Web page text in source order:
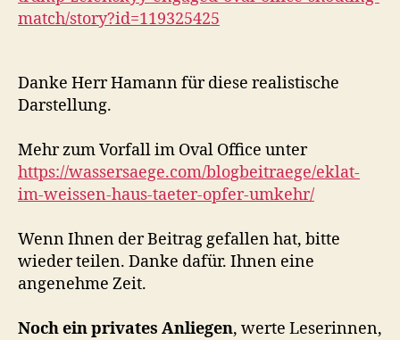
match/story?id=119325425
Danke Herr Hamann für diese realistische
Darstellung.
Mehr zum Vorfall im Oval Office unter
https://wassersaege.com/blogbeitraege/eklat-
im-weissen-haus-taeter-opfer-umkehr/
Wenn Ihnen der Beitrag gefallen hat, bitte
wieder teilen. Danke dafür. Ihnen eine
angenehme Zeit.
Noch ein privates Anliegen, werte Leserinnen,